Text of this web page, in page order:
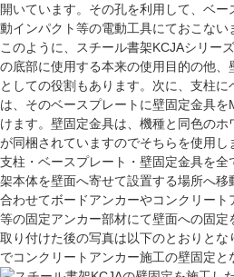
開いています。その孔を利用して、ベ
動インパクト等の電動工具にておこない
このように、スチール書架KCJAシリー
の底部に使用する本来の使用目的の他
としての役割もあります。次に、支柱
は、そのベースプレートに壁固定金具を
けます。壁固定金具は、機種と同色の
が同梱されていますのでそちらを使用し
支柱・ベースプレート・壁固定金具を
架本体を壁面へ寄せて設置する場所へ移
合わせてボードアンカーやコンクリート
等の固定アンカー部材にて壁面への固定
取り付けた後の写真は以下のとおりとな
でコンクリートアンカー施工の壁固定と